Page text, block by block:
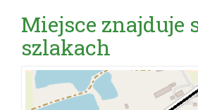
Miejsce znajduje
szlakach